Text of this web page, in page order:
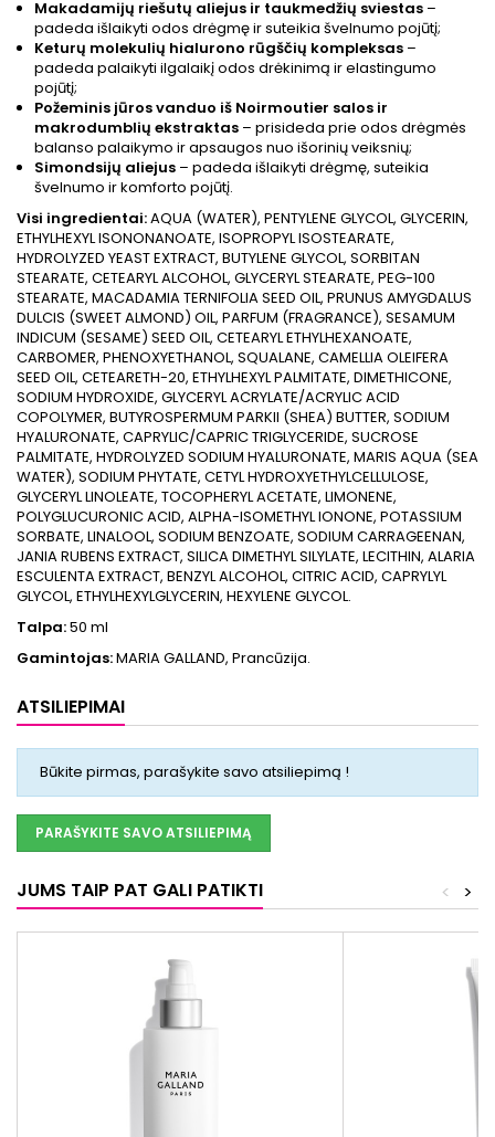
Makadamijų riešutų aliejus ir taukmedžių sviestas –
padeda išlaikyti odos drėgmę ir suteikia švelnumo pojūtį;
Keturų molekulių hialurono rūgščių kompleksas –
padeda palaikyti ilgalaikį odos drėkinimą ir elastingumo
pojūtį;
Požeminis jūros vanduo iš Noirmoutier salos ir
makrodumblių ekstraktas – prisideda prie odos drėgmės
balanso palaikymo ir apsaugos nuo išorinių veiksnių;
Simondsijų aliejus – padeda išlaikyti drėgmę, suteikia
švelnumo ir komforto pojūtį.
Visi ingredientai:AQUA (WATER), PENTYLENE GLYCOL, GLYCERIN,
ETHYLHEXYL ISONONANOATE, ISOPROPYL ISOSTEARATE,
HYDROLYZED YEAST EXTRACT, BUTYLENE GLYCOL, SORBITAN
STEARATE, CETEARYL ALCOHOL, GLYCERYL STEARATE, PEG-100
STEARATE, MACADAMIA TERNIFOLIA SEED OIL, PRUNUS AMYGDALUS
DULCIS (SWEET ALMOND) OIL, PARFUM (FRAGRANCE), SESAMUM
INDICUM (SESAME) SEED OIL, CETEARYL ETHYLHEXANOATE,
CARBOMER, PHENOXYETHANOL, SQUALANE, CAMELLIA OLEIFERA
SEED OIL, CETEARETH-20, ETHYLHEXYL PALMITATE, DIMETHICONE,
SODIUM HYDROXIDE, GLYCERYL ACRYLATE/ACRYLIC ACID
COPOLYMER, BUTYROSPERMUM PARKII (SHEA) BUTTER, SODIUM
HYALURONATE, CAPRYLIC/CAPRIC TRIGLYCERIDE, SUCROSE
PALMITATE, HYDROLYZED SODIUM HYALURONATE, MARIS AQUA (SEA
WATER), SODIUM PHYTATE, CETYL HYDROXYETHYLCELLULOSE,
GLYCERYL LINOLEATE, TOCOPHERYL ACETATE, LIMONENE,
POLYGLUCURONIC ACID, ALPHA-ISOMETHYL IONONE, POTASSIUM
SORBATE, LINALOOL, SODIUM BENZOATE, SODIUM CARRAGEENAN,
JANIA RUBENS EXTRACT, SILICA DIMETHYL SILYLATE, LECITHIN, ALARIA
ESCULENTA EXTRACT, BENZYL ALCOHOL, CITRIC ACID, CAPRYLYL
GLYCOL, ETHYLHEXYLGLYCERIN, HEXYLENE GLYCOL.
Talpa:50 ml
Gamintojas:MARIA GALLAND, Prancūzija.
ATSILIEPIMAI
Būkite pirmas, parašykite savo atsiliepimą !
PARAŠYKITE SAVO ATSILIEPIMĄ
JUMS TAIP PAT GALI PATIKTI >
<